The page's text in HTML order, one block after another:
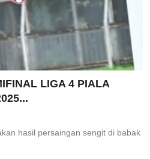
LIGA 4 PIALA
hasil persaingan sengit di babak